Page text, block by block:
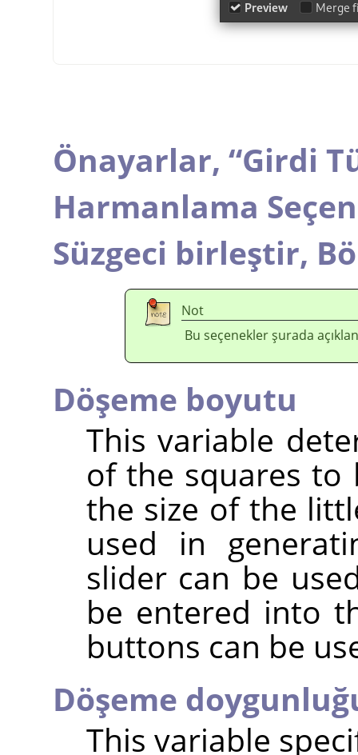
Önayarlar, “Girdi
Harmanlama
Süzgeci birleştir,
Not
Bu seçenekler şurada
Döşeme boyutu
This variable
of the squares to
the size of the
used in
slider can be
be entered into
buttons can be
Döşeme
This variable